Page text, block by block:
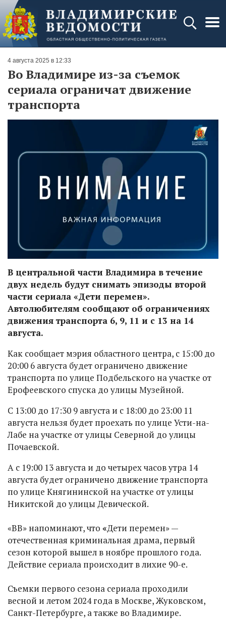
4 августа 2025 в 12:33
Во Владимире из-за съемок
сериала ограничат движение
транспорта
В центральной части Владимира в течение
двух недель будут снимать эпизоды второй
части сериала «Дети перемен».
Автолюбителям сообщают об ограничениях
движения транспорта 6, 9, 11 и с 13 на 14
августа.
Как сообщает мэрия областного центра, с 15:00 до
20:00 6 августа будет ограничено движение
транспорта по улице Подбельского на участке от
Ерофеевского спуска до улицы Музейной.
С 13:00 до 17:30 9 августа и с 18:00 до 23:00 11
августа нельзя будет проехать по улице Усти-на-
Лабе на участке от улицы Северной до улицы
Почаевской.
А с 19:00 13 августа и до четырех часов утра 14
августа будет ограничено движение транспорта
по улице Княгининской на участке от улицы
Никитской до улицы Девической.
«ВВ» напоминают, что «Дети перемен» —
отечественная криминальная драма, первый
сезон которой вышел в ноябре прошлого года.
Действие сериала происходит в лихие 90-е.
Съемки первого сезона сериала проходили
весной и летом 2024 года в Москве, Жуковском,
Санкт-Петербурге, а также во Владимире.